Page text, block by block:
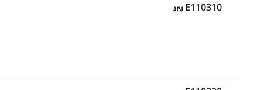
APJ
E110310